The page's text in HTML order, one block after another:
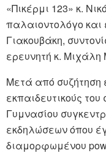
«Πικέρμι 123» κ.
παλαιοντολόγο και
Γιακουβάκη,
ερευνητή κ. Μιχάλη
Μετά από συζήτηση
εκπαιδευτικούς του
Γυμνασίου
εκδηλώσεων όπου
διαμορφωμένου